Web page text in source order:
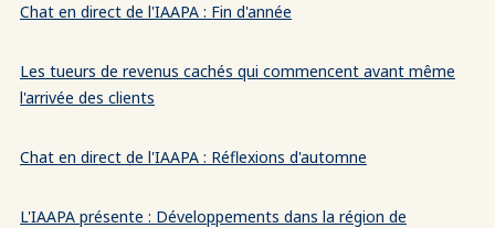
Chat en direct de l'IAAPA : Fin d'année
Les tueurs de revenus cachés qui commencent avant même
l'arrivée des clients
Chat en direct de l'IAAPA : Réflexions d'automne
L'IAAPA présente : Développements dans la région de